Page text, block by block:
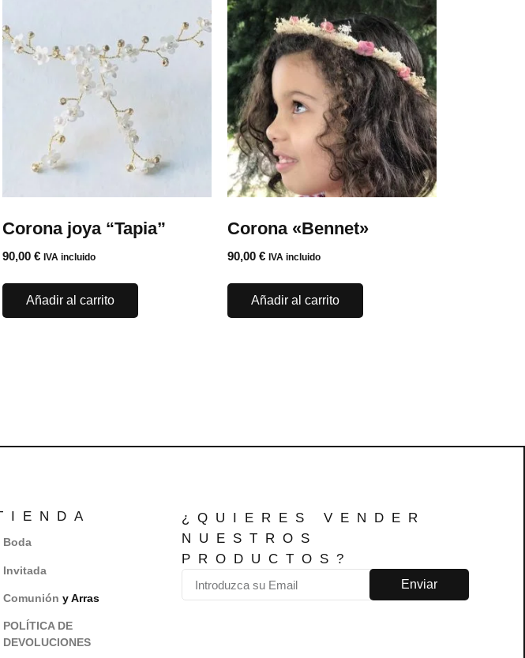
Corona joya “Tapia”
90,00 € IVA incluido
Añadir al carrito
Corona «Bennet»
90,00 € IVA incluido
Añadir al carrito
Boda
Invitada
Comunión y Arras
POLÍTICA DE
DEVOLUCIONES
¿QUIERES VENDER
NUESTROS
PRODUCTOS?
Enviar